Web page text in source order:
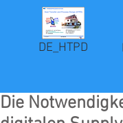
DE_HTPD
Die